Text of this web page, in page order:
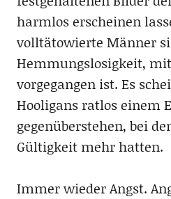
harmlos erscheinen
volltätowierte Männer
Hemmungslosigkeit,
vorgegangen ist. Es
Hooligans ratlos einem
gegenüberstehen, bei
Gültigkeit mehr hatten.
Immer wieder Angst.